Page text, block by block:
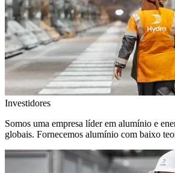
Investidores
Somos uma empresa líder em alumínio e
globais. Fornecemos alumínio com baixo